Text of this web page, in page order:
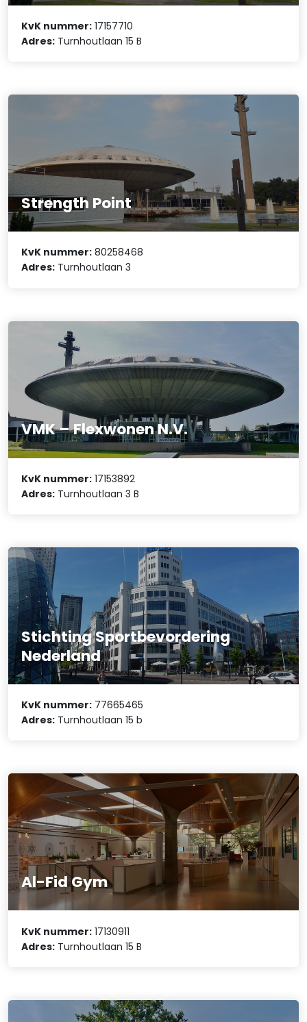
KvK nummer: 17157710
Adres: Turnhoutlaan 15 B
Strength Point
KvK nummer: 80258468
Adres: Turnhoutlaan 3
VMK – Flexwonen N.V.
KvK nummer: 17153892
Adres: Turnhoutlaan 3 B
Stichting Sportbevordering
Nederland
KvK nummer: 77665465
Adres: Turnhoutlaan 15 b
Al-Fid Gym
KvK nummer: 17130911
Adres: Turnhoutlaan 15 B